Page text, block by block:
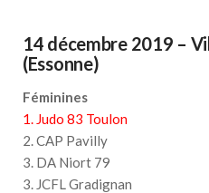
14 décembre 2019 –
(Essonne)
Féminines
1. Judo 83 Toulon
2. CAP Pavilly
3. DA Niort 79
3. JCFL Gradignan